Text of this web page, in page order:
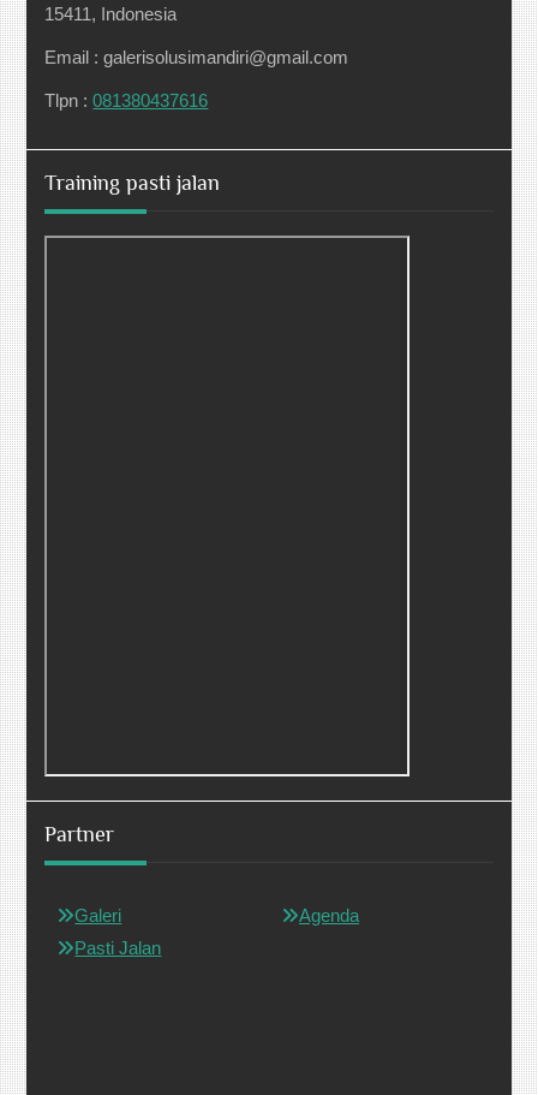
15411, Indonesia
Email : galerisolusimandiri@gmail.com
Tlpn :081380437616
Training pasti jalan
Partner
Galeri
Pasti Jalan
Agenda